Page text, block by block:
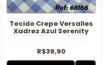
Tecido Crepe Versalles
Xadrez Azul Serenity
R$39,90